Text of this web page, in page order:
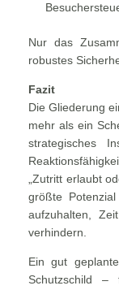
Nur das
robustes
Fazit
Die Gliederung
mehr als ein
strategisches
„Zutritt erlaubt
größte
aufzuhalten,
verhindern.
Ein gut
Schutzschild –